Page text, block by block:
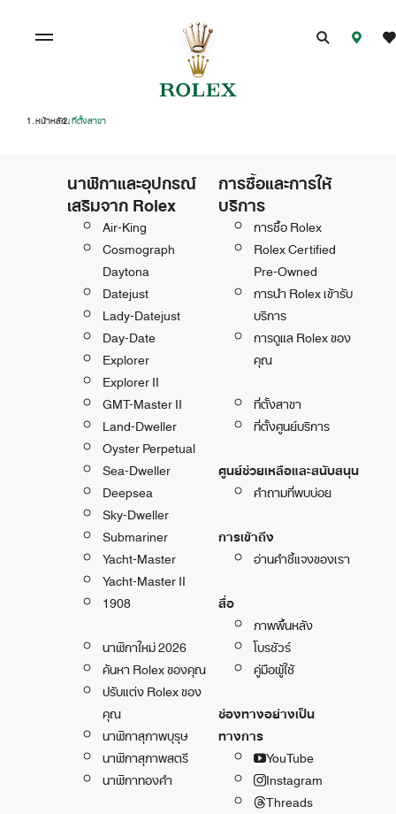
หน้าหลัก/ที่ตั้งสาขา
นาฬิกาและอุปกรณ์
เสริมจาก Rolex
Air-King
Cosmograph
Daytona
Datejust
Lady-Datejust
Day-Date
Explorer
Explorer II
GMT-Master II
Land-Dweller
Oyster Perpetual
Sea-Dweller
Deepsea
Sky-Dweller
Submariner
Yacht-Master
Yacht-Master II
1908
นาฬิกาใหม่ 2026
ค้นหา Rolex ของคุณ
ปรับแต่ง Rolex ของ
คุณ
นาฬิกาสุภาพบุรุษ
นาฬิกาสุภาพสตรี
นาฬิกาทองคำ
การซื้อและการให้
บริการ
การซื้อ Rolex
Rolex Certified
Pre-Owned
การนำ Rolex เข้ารับ
บริการ
การดูแล Rolex ของ
คุณ
ที่ตั้งสาขา
ที่ตั้งศูนย์บริการ
ศูนย์ช่วยเหลือและสนับสนุน
คำถามที่พบบ่อย
การเข้าถึง
อ่านคำชี้แจงของเรา
สื่อ
ภาพพื้นหลัง
โบรชัวร์
คู่มือผู้ใช้
ช่องทางอย่างเป็น
ทางการ
YouTube
Instagram
Threads